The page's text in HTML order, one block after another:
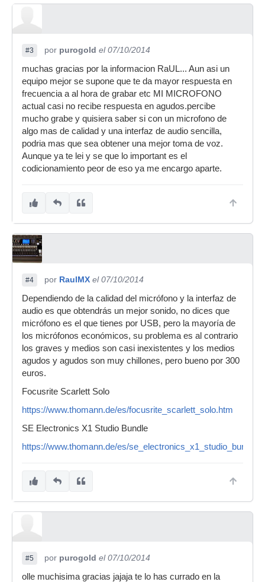
#3 por purogold el 07/10/2014
muchas gracias por la informacion RaUL... Aun asi un
equipo mejor se supone que te da mayor respuesta en
frecuencia a al hora de grabar etc MI MICROFONO
actual casi no recibe respuesta en agudos.percibe
mucho grabe y quisiera saber si con un microfono de
algo mas de calidad y una interfaz de audio sencilla,
podria mas que sea obtener una mejor toma de voz.
Aunque ya te lei y se que lo important es el
codicionamiento peor de eso ya me encargo aparte.
#4 por RaulMX el 07/10/2014
Dependiendo de la calidad del micrófono y la interfaz de
audio es que obtendrás un mejor sonido, no dices que
micrófono es el que tienes por USB, pero la mayoría de
los micrófonos económicos, su problema es al contrario
los graves y medios son casi inexistentes y los medios
agudos y agudos son muy chillones, pero bueno por 300
euros.
Focusrite Scarlett Solo
https://www.thomann.de/es/focusrite_scarlett_solo.htm
SE Electronics X1 Studio Bundle
https://www.thomann.de/es/
#5 por purogold el 07/10/2014
olle muchisima gracias jajaja te lo has currado en la